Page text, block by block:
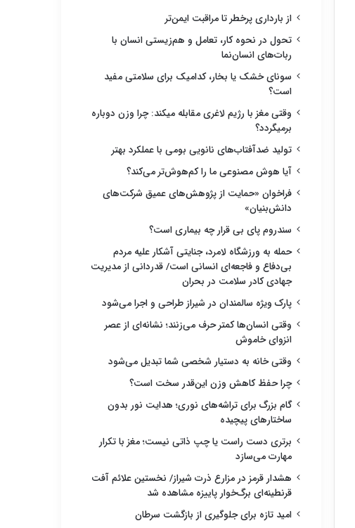
از بارداری پرخطر تا مراقبت ایمن‌تر
تحول در نحوه کار، تعامل و هم‌زیستی انسان با
ربات‌های انسان‌نما
سونای خشک یا بخار، کدامیک برای سلامتی مفید
است؟
وقتی مغز با رژیم لاغری مقابله میکند: چرا وزن دوباره
برمیگردد؟
تولید ضدآفتاب‌های نانویی بومی با عملکرد بهتر
آیا هوش مصنوعی ما را کم‌هوش‌تر می‌کند؟
فراخوان «حمایت از پژوهش‌های عمیق شرکت‌های
دانش‌بنیان»
سندروم پای بی قرار چه بیماری است؟
حمله به ورزشگاه لامرد، جنایتی آشکار علیه مردم
بی‌دفاع و فاجعه‌ای انسانی است/ قدردانی از مدیریت
جهادی کادر سلامت در بحران
پارک ویژه سالمندان در شیراز طراحی و اجرا می‌شود
وقتی انسان‌ها کمتر حرف می‌زنند؛ نشانه‌ای از عصر
انزوای خاموش
وقتی خانه به دستیار شخصی شما تبدیل می‌شود
چرا حفظ کاهش وزن این‌قدر سخت است؟
گام بزرگ برای تراشه‌های نوری؛ هدایت نور بدون
ساختارهای پیچیده
برتری دست راست یا چپ ذاتی نیست؛ مغز با تکرار
مهارت می‌سازد
هشدار قرمز در مزارع ذرت شیراز/ نخستین علائم آفت
قرنطینه‌ای برگ‌خوار پاییزه مشاهده شد
امید تازه برای جلوگیری از بازگشت سرطان